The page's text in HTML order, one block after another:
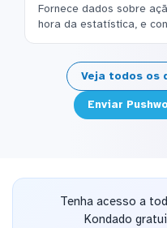
Fornece dados sobre
hora da estatística, e
Veja todos os
Enviar
Tenha acesso a
Kondado